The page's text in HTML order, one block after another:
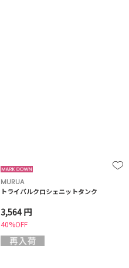
MURUA
トライバルクロシェニットタンク
3,564 円
40%OFF